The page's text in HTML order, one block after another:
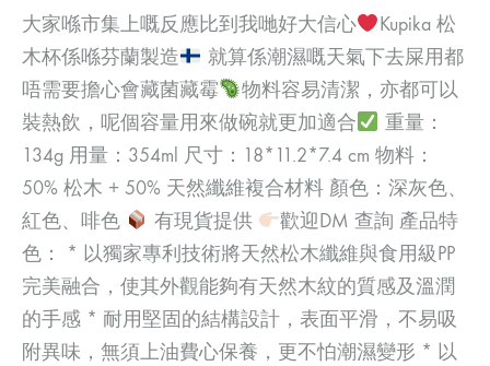
大家喺市集上嘅反應比到我哋好大信心
Kupika 松
木杯係喺芬蘭製造
就算係潮濕嘅天氣下去屎用都
唔需要擔心會藏菌藏霉
物料容易清潔，亦都可以
裝熱飲，呢個容量用來做碗就更加適合
重量：
134g 用量：354ml 尺寸：18*11.2*7.4 cm 物料：
50% 松木 + 50% 天然纖維複合材料 顏色：深灰色、
紅色、啡色
有現貨提供
歡迎DM 查詢 產品特
色： * 以獨家專利技術將天然松木纖維與食用級PP
完美融合，使其外觀能夠有天然木紋的質感及溫潤
的手感 * 耐用堅固的結構設計，表面平滑，不易吸
附異味，無須上油費心保養，更不怕潮濕變形 * 以